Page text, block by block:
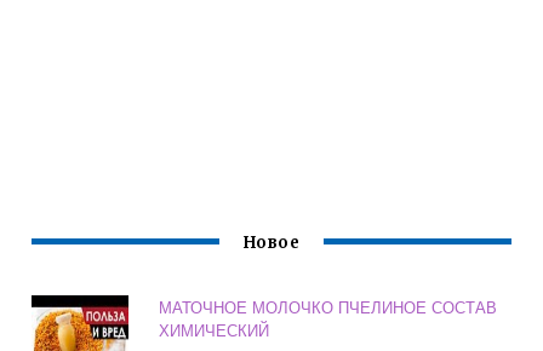
Новое
МАТОЧНОЕ МОЛОЧКО ПЧЕЛИНОЕ СОСТАВ
ХИМИЧЕСКИЙ